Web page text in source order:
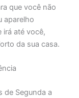
que você não
aparelho
irá até você,
da sua casa.
de Segunda a